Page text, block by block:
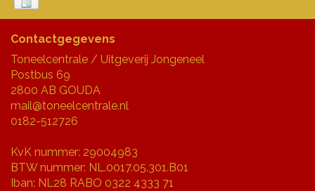
Contactgegevens
Toneelcentrale / Uitgeverij Jongeneel
Postbus 69
2800 AB GOUDA
mail@toneelcentrale.nl
0182-512726
KvK nummer: 29004983
BTW nummer: NL.0017.05.301.B01
Iban: NL28 RABO 0322 4333 71